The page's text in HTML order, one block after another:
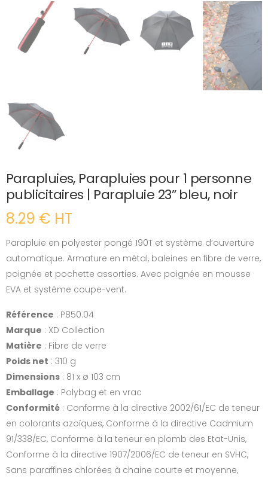
Parapluies, Parapluies pour 1 personne
publicitaires | Parapluie 23” bleu, noir
8.29 € HT
Parapluie en polyester pongé 190T et système d’ouverture
automatique. Armature en métal, baleines en fibre de verre,
poignée et pochette assorties. Avec poignée en mousse
EVA et système coupe-vent.
Référence : P850.04
Marque : XD Collection
Matière : Fibre de verre
Poids net : 310 g
Dimensions : 81 x ø 103 cm
Emballage : Polybag et en vrac
Conformité : Conforme à la directive 2002/61/EC de teneur
en colorants azoïques, Conforme à la directive Cadmium
91/338/EC, Conforme à la teneur en plomb des Etat-Unis,
Conforme à la directive 1907/2006/EC de teneur en SVHC,
Sans paraffines chlorées à chaine courte et moyenne,